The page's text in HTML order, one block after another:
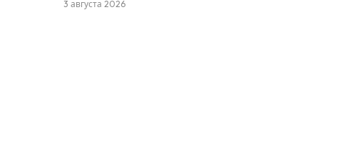
3 августа 2026